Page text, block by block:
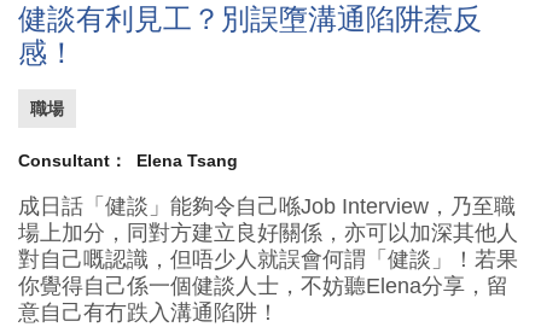
健談有利見工？別誤墮溝通陷阱惹反
感！
職場
Consultant： Elena Tsang
成日話「健談」能夠令自己喺Job Interview，乃至職
場上加分，同對方建立良好關係，亦可以加深其他人
對自己嘅認識，但唔少人就誤會何謂「健談」！若果
你覺得自己係一個健談人士，不妨聽Elena分享，留
意自己有冇跌入溝通陷阱！